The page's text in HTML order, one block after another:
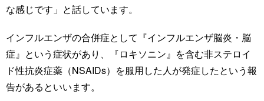
な感じです」と話しています。
インフルエンザの合併症として『インフルエンザ脳炎・脳
症』という症状があり、『ロキソニン』を含む非ステロイ
ド性抗炎症薬（NSAIDs）を服用した人が発症したという報
告があるといいます。